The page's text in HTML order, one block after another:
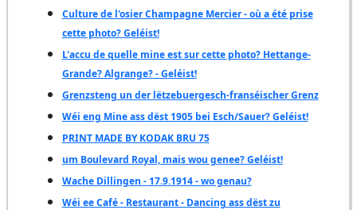
Culture de l'osier Champagne Mercier - où a été prise
cette photo? Geléist!
L'accu de quelle mine est sur cette photo? Hettange-
Grande? Algrange? - Geléist!
Grenzsteng un der lëtzebuergesch-franséischer Grenz
Wéi eng Mine ass dëst 1905 bei Esch/Sauer? Geléist!
PRINT MADE BY KODAK BRU 75
um Boulevard Royal, mais wou genee? Geléist!
Wache Dillingen - 17.9.1914 - wo genau?
Wéi ee Café - Restaurant - Dancing ass dëst zu